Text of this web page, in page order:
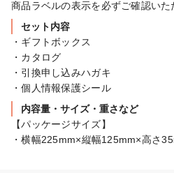
商品ラベルの表示を必ずご確認いた
セット内容
・ギフトボックス
・カタログ
・引換申し込みハガキ
・個人情報保護シール
内容量・サイズ・重さなど
【パッケージサイズ】
・横幅225mm×縦幅125mm×高さ